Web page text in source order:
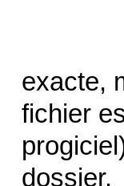
exacte,
fichier
dossier.